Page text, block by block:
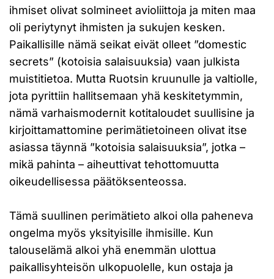
ihmiset olivat solmineet avioliittoja ja miten maa
oli periytynyt ihmisten ja sukujen kesken.
Paikallisille nämä seikat eivät olleet ”domestic
secrets” (kotoisia salaisuuksia) vaan julkista
muistitietoa. Mutta Ruotsin kruunulle ja valtiolle,
jota pyrittiin hallitsemaan yhä keskitetymmin,
nämä varhaismodernit kotitaloudet suullisine ja
kirjoittamattomine perimätietoineen olivat itse
asiassa täynnä ”kotoisia salaisuuksia”, jotka –
mikä pahinta – aiheuttivat tehottomuutta
oikeudellisessa päätöksenteossa.
Tämä suullinen perimätieto alkoi olla paheneva
ongelma myös yksityisille ihmisille. Kun
talouselämä alkoi yhä enemmän ulottua
paikallisyhteisön ulkopuolelle, kun ostaja ja